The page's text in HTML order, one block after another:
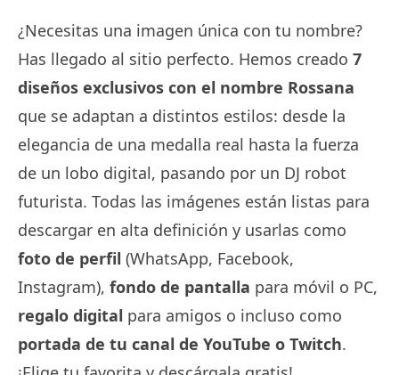
¿Necesitas una imagen única con tu nombre?
Has llegado al sitio perfecto. Hemos creado 7
diseños exclusivos con el nombre Rossana
que se adaptan a distintos estilos: desde la
elegancia de una medalla real hasta la fuerza
de un lobo digital, pasando por un DJ robot
futurista. Todas las imágenes están listas para
descargar en alta definición y usarlas como
foto de perfil (WhatsApp, Facebook,
Instagram), fondo de pantalla para móvil o PC,
regalo digital para amigos o incluso como
portada de tu canal de YouTube o Twitch.